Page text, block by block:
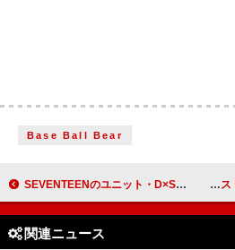
Base Ball Bear
SEVENTEENのユニット・D×S、ミニアルバム『Serenade』トラックリストを公開
関連ニュース